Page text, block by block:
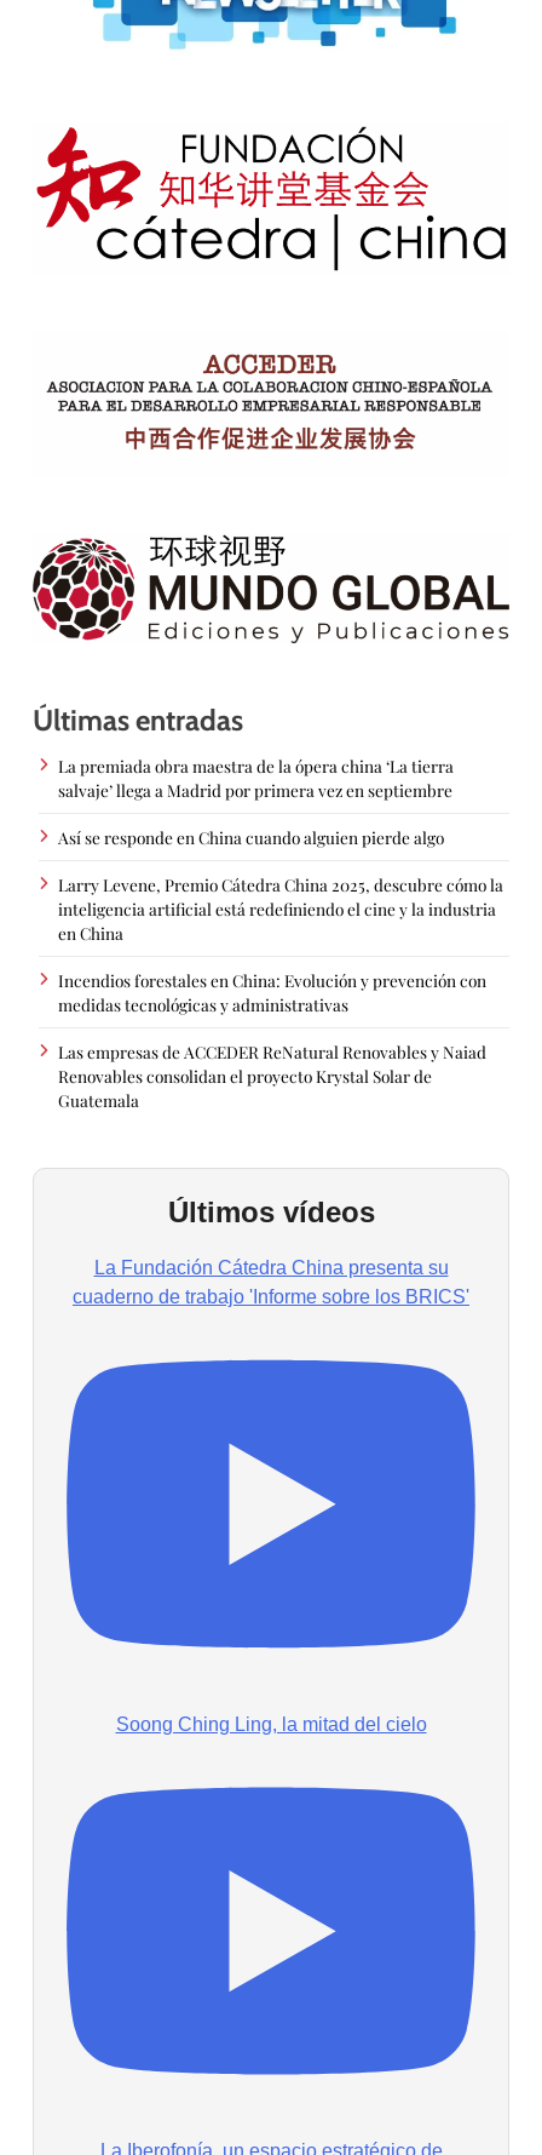
Últimas entradas
La premiada obra maestra de la ópera china ‘La tierra
salvaje’ llega a Madrid por primera vez en septiembre
Así se responde en China cuando alguien pierde algo
Larry Levene, Premio Cátedra China 2025, descubre cómo la
inteligencia artificial está redefiniendo el cine y la industria
en China
Incendios forestales en China: Evolución y prevención con
medidas tecnológicas y administrativas
Las empresas de ACCEDER ReNatural Renovables y Naiad
Renovables consolidan el proyecto Krystal Solar de
Guatemala
Últimos vídeos
La Fundación Cátedra China presenta su
cuaderno de trabajo 'Informe sobre los BRICS'
Soong Ching Ling, la mitad del cielo